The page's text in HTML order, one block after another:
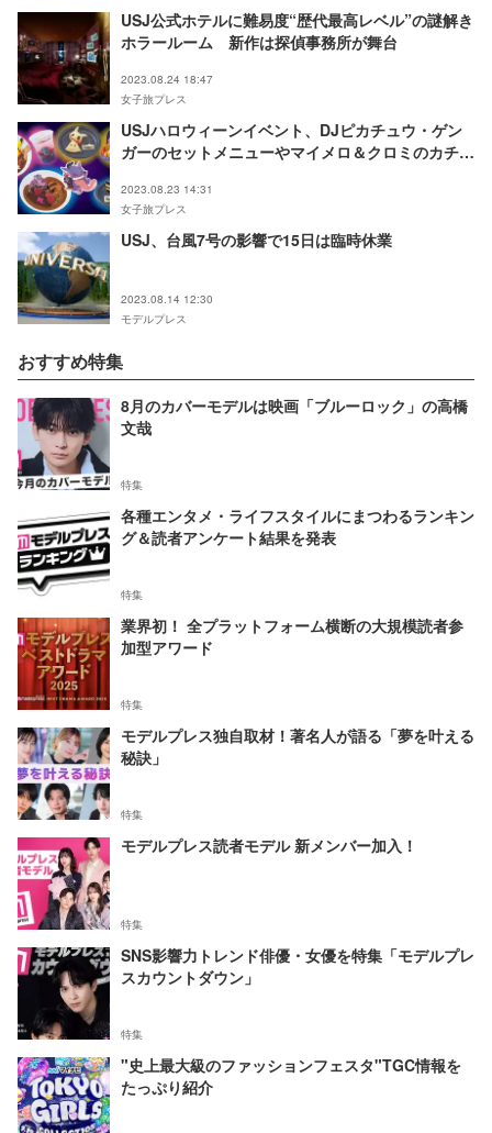
USJ公式ホテルに難易度“歴代最高レベル”の謎解き
ホラールーム 新作は探偵事務所が舞台
2023.08.24 18:47
女子旅プレス
USJハロウィーンイベント、DJピカチュウ・ゲン
ガーのセットメニューやマイメロ＆クロミのカチュ
2023.08.23 14:31
女子旅プレス
USJ、台風7号の影響で15日は臨時休業
2023.08.14 12:30
モデルプレス
おすすめ特集
8月のカバーモデルは映画「ブルーロック」の高橋
文哉
特集
各種エンタメ・ライフスタイルにまつわるランキン
グ＆読者アンケート結果を発表
特集
業界初！ 全プラットフォーム横断の大規模読者参
加型アワード
特集
モデルプレス独自取材！著名人が語る「夢を叶える
秘訣」
特集
モデルプレス読者モデル 新メンバー加入！
特集
SNS影響力トレンド俳優・女優を特集「モデルプレ
スカウントダウン」
特集
"史上最大級のファッションフェスタ"TGC情報を
たっぷり紹介